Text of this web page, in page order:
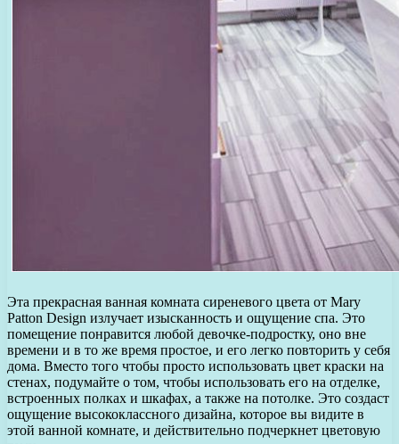
Эта прекрасная ванная комната сиреневого цвета от Mary
Patton Design излучает изысканность и ощущение спа. Это
помещение понравится любой девочке-подростку, оно вне
времени и в то же время простое, и его легко повторить у себя
дома. Вместо того чтобы просто использовать цвет краски на
стенах, подумайте о том, чтобы использовать его на отделке,
встроенных полках и шкафах, а также на потолке. Это создаст
ощущение высококлассного дизайна, которое вы видите в
этой ванной комнате, и действительно подчеркнет цветовую